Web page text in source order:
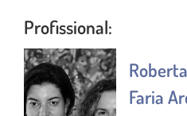
Profissional:
Faria